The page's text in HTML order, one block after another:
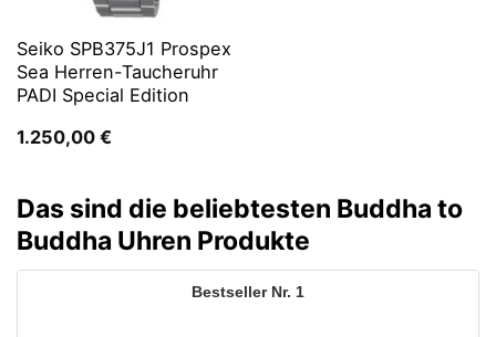
Seiko SPB375J1 Prospex
Sea Herren-Taucheruhr
PADI Special Edition
1.250,00 €
Das sind die beliebtesten Buddha to
Buddha Uhren Produkte
1